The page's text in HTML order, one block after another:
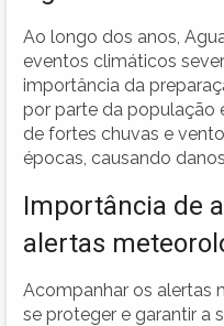
Ao longo dos anos,
eventos climáticos
importância da
por parte da população
de fortes chuvas e
épocas, causando
Importância de
alertas
Acompanhar os alertas
se proteger e garantir a